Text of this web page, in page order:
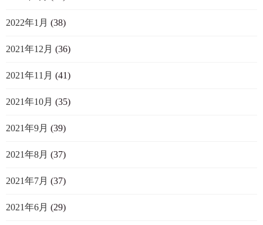
2022年1月 (38)
2021年12月 (36)
2021年11月 (41)
2021年10月 (35)
2021年9月 (39)
2021年8月 (37)
2021年7月 (37)
2021年6月 (29)